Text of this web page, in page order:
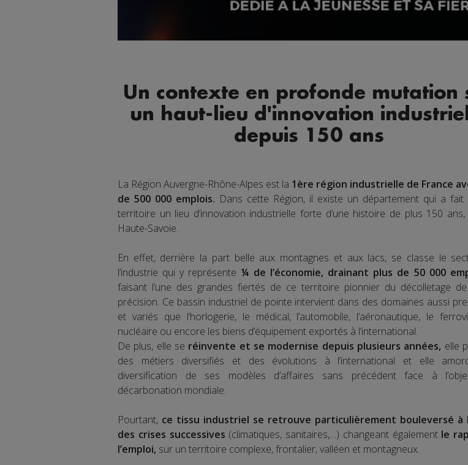
Un contexte en profonde mutation
un haut-lieu d'innovation
depuis 150 ans
La Région Auvergne-Rhône-Alpes est la 1ère région industrielle de France
de 500 000 emplois. Dans cette Région, il existe un département qui a fait
territoire un lieu d’innovation industrielle forte d’une histoire de plus 150 ans,
Haute-Savoie.
En effet, derrière la part belle aux montagnes et aux lacs, se classe le
l’industrie qui y représente ¼ de l’économie, drainant plus de 50 000
faisant l’une des grandes fiertés de ce territoire pionnier du décolletage
précision. Ce bassin industriel de pointe intervient dans des domaines aussi
et variés que l’horlogerie, le médical, l’automobile, l’aéronautique, le
nucléaire ou encore les biens d’équipement exportés à l’international.
De plus, elle se réinvente et se modernise depuis plusieurs années, elle
des métiers diversifiés et des évolutions à l’international et elle
diversification de ses modèles d’affaires sans précédent face à
décarbonation mondiale.
Pourtant, ce tissu industriel se retrouve particulièrement bouleversé à
des crises successives (climatiques, sanitaires,…) changeant égalementle
l’emploi, sur un territoire complexe, frontalier, valléen et montagneux.